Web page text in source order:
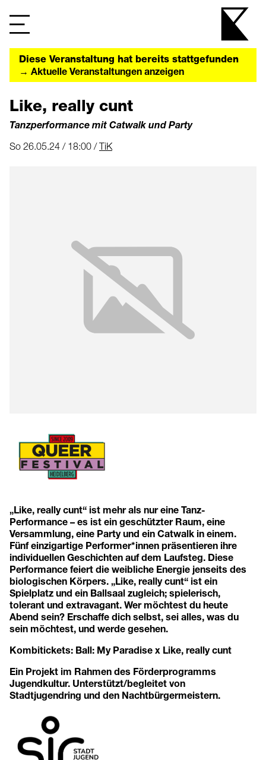
Diese Veranstaltung hat bereits stattgefunden
→ Aktuelle Veranstaltungen anzeigen
Like, really cunt
Tanzperformance mit Catwalk und Party
So 26.05.24 / 18:00 /TiK
„Like, really cunt“ ist mehr als nur eine Tanz-
Performance – es ist ein geschützter Raum, eine
Versammlung, eine Party und ein Catwalk in einem.
Fünf einzigartige Performer*innen präsentieren ihre
individuellen Geschichten auf dem Laufsteg. Diese
Performance feiert die weibliche Energie jenseits des
biologischen Körpers. „Like, really cunt“ ist ein
Spielplatz und ein Ballsaal zugleich; spielerisch,
tolerant und extravagant. Wer möchtest du heute
Abend sein? Erschaffe dich selbst, sei alles, was du
sein möchtest, und werde gesehen.
Kombitickets: Ball: My Paradise x Like, really cunt
Ein Projekt im Rahmen des Förderprogramms
Jugendkultur. Unterstützt/begleitet von
Stadtjugendring und den Nachtbürgermeistern.